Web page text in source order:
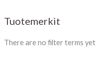
Tuotemerkit
There are no filter terms yet